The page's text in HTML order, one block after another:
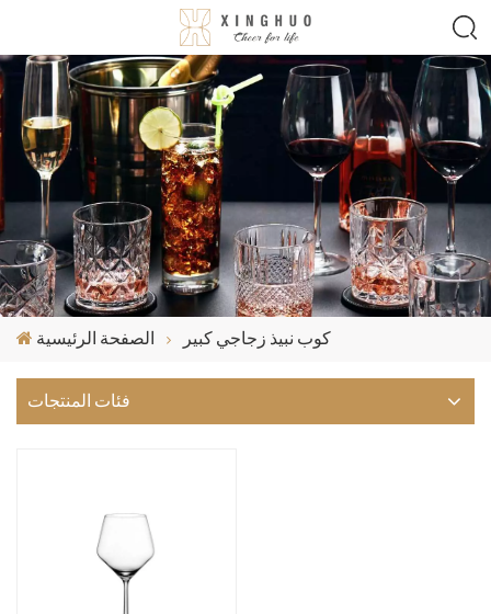
الصفحة الرئيسية كوب نبيذ زجاجي كبير
فئات المنتجات